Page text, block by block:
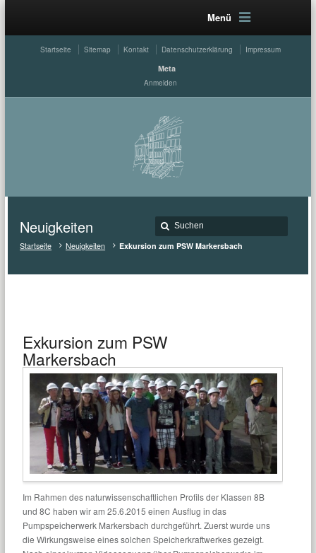
Menü
Startseite Sitemap Kontakt Datenschutzerklärung Impressum
Meta
Anmelden
Neuigkeiten
Startseite Neuigkeiten Exkursion zum PSW Markersbach
Exkursion zum PSW
Markersbach
Im Rahmen des naturwissenschaftlichen Profils der Klassen 8B
und 8C haben wir am 25.6.2015 einen Ausflug in das
Pumpspeicherwerk Markersbach durchgeführt. Zuerst wurde uns
die Wirkungsweise eines solchen Speicherkraftwerkes gezeigt.